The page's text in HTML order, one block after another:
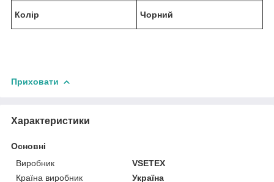
Колір Чорний
Приховати
Характеристики
Основні
Виробник
VSETEX
Країна виробник
Україна